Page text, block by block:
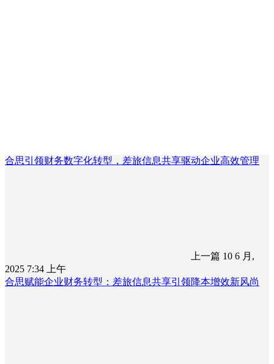
合思引领财务数字化转型，差旅信息共享驱动企业高效管理
上一篇 10 6 月,
2025 7:34 上午
合思赋能企业财务转型：差旅信息共享引领降本增效新风尚